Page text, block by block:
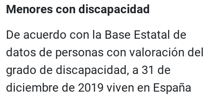
Menores con discapacidad
De acuerdo con la Base Estatal de
datos de personas con valoración del
grado de discapacidad, a 31 de
diciembre de 2019 viven en España